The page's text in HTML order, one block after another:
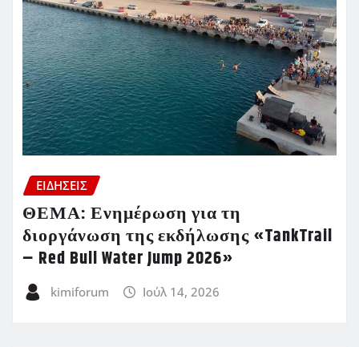
ΕΙΔΗΣΕΙΣ
ΘΕΜΑ: Ενημέρωση για τη
διοργάνωση της εκδήλωσης «TankTrail
– Red Bull Water Jump 2026»
kimiforum Ιούλ 14, 2026